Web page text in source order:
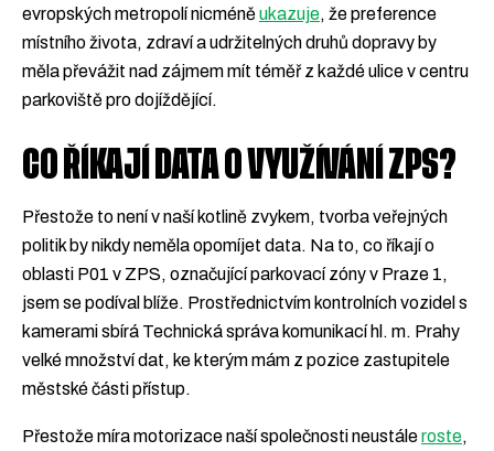
evropských metropolí nicméněukazuje, že preference
místního života, zdraví a udržitelných druhů dopravy by
měla převážit nad zájmem mít téměř z každé ulice v centru
parkoviště pro dojíždějící.
CO ŘÍKAJÍ DATA O VYUŽÍVÁNÍ ZPS?
Přestože to není v naší kotlině zvykem, tvorba veřejných
politik by nikdy neměla opomíjet data. Na to, co říkají o
oblasti P01 v ZPS, označující parkovací zóny v Praze 1,
jsem se podíval blíže. Prostřednictvím kontrolních vozidel s
kamerami sbírá Technická správa komunikací hl. m. Prahy
velké množství dat, ke kterým mám z pozice zastupitele
městské části přístup.
Přestože míra motorizace naší společnosti neustáleroste,